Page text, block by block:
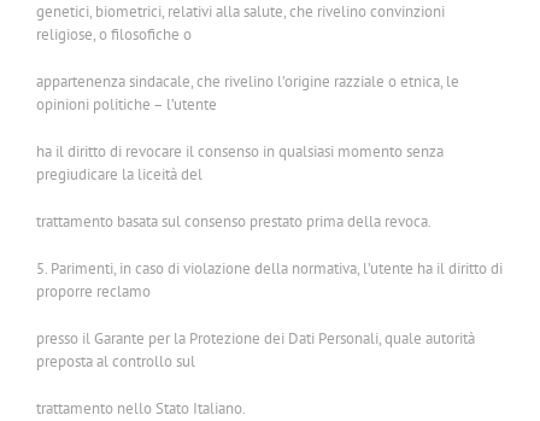
genetici, biometrici, relativi alla salute, che rivelino convinzioni
religiose, o filosofiche o
appartenenza sindacale, che rivelino l’origine razziale o etnica, le
opinioni politiche – l’utente
ha il diritto di revocare il consenso in qualsiasi momento senza
pregiudicare la liceità del
trattamento basata sul consenso prestato prima della revoca.
5. Parimenti, in caso di violazione della normativa, l’utente ha il diritto di
proporre reclamo
presso il Garante per la Protezione dei Dati Personali, quale autorità
preposta al controllo sul
trattamento nello Stato Italiano.